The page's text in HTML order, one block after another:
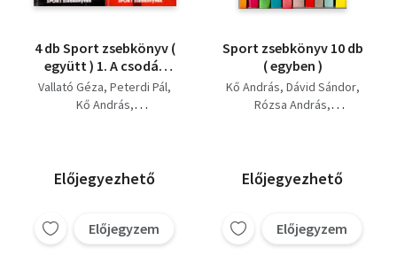
4 db Sport zsebkönyv (
együtt ) 1. A csodák
kora, 2. Nem fog fájni,
3. Drótszamár, 4.
Vallató Géza Peterdi Pál
Kő András
Előjegyezhető
Előjegyzem
Sport zsebkönyv 10 db
( egyben )
Kő András Dávid Sándor
Rózsa András
Előjegyezhető
Előjegyzem